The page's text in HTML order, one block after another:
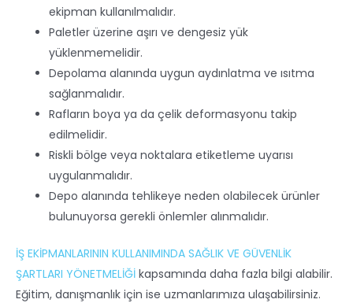
ekipman kullanılmalıdır.
Paletler üzerine aşırı ve dengesiz yük
yüklenmemelidir.
Depolama alanında uygun aydınlatma ve ısıtma
sağlanmalıdır.
Rafların boya ya da çelik deformasyonu takip
edilmelidir.
Riskli bölge veya noktalara etiketleme uyarısı
uygulanmalıdır.
Depo alanında tehlikeye neden olabilecek ürünler
bulunuyorsa gerekli önlemler alınmalıdır.
İŞ EKİPMANLARININ KULLANIMINDA SAĞLIK VE GÜVENLİK
ŞARTLARI YÖNETMELİĞİ kapsamında daha fazla bilgi alabilir.
Eğitim, danışmanlık için ise uzmanlarımıza ulaşabilirsiniz.